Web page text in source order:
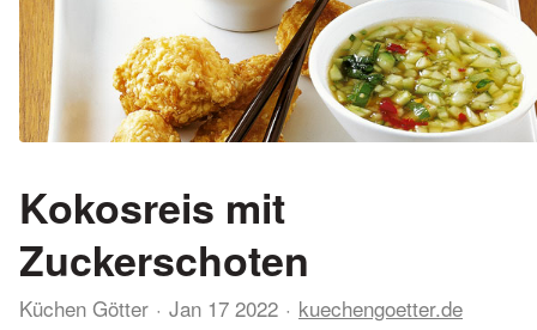
Kokosreis mit
Zuckerschoten
Küchen Götter Jan 17 2022 kuechengoetter.de